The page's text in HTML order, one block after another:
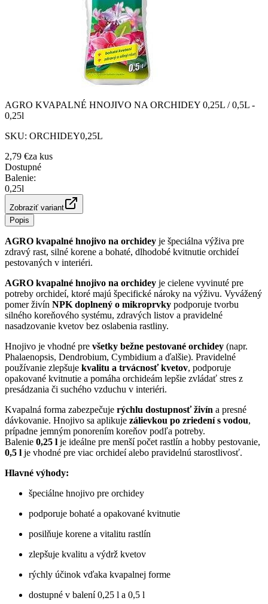
AGRO KVAPALNÉ HNOJIVO NA ORCHIDEY 0,25L / 0,5L -
0,25l
SKU: ORCHIDEY0,25L
2,79 €za kus
Dostupné
Balenie:
0,25l
Zobraziť variant
Popis
AGRO kvapalné hnojivo na orchidey je špeciálna výživa pre
zdravý rast, silné korene a bohaté, dlhodobé kvitnutie orchideí
pestovaných v interiéri.
AGRO kvapalné hnojivo na orchidey je cielene vyvinuté pre
potreby orchideí, ktoré majú špecifické nároky na výživu. Vyvážený
pomer živín NPK doplnený o mikroprvky podporuje tvorbu
silného koreňového systému, zdravých listov a pravidelné
nasadzovanie kvetov bez oslabenia rastliny.
Hnojivo je vhodné pre všetky bežne pestované orchidey (napr.
Phalaenopsis, Dendrobium, Cymbidium a ďalšie). Pravidelné
používanie zlepšuje kvalitu a trvácnosť kvetov, podporuje
opakované kvitnutie a pomáha orchideám lepšie zvládať stres z
presádzania či suchého vzduchu v interiéri.
Kvapalná forma zabezpečuje rýchlu dostupnosť živín a presné
dávkovanie. Hnojivo sa aplikuje zálievkou po zriedení s vodou,
prípadne jemným ponorením koreňov podľa potreby.
Balenie 0,25 l je ideálne pre menší počet rastlín a hobby pestovanie,
0,5 l je vhodné pre viac orchideí alebo pravidelnú starostlivosť.
Hlavné výhody:
špeciálne hnojivo pre orchidey
podporuje bohaté a opakované kvitnutie
posilňuje korene a vitalitu rastlín
zlepšuje kvalitu a výdrž kvetov
rýchly účinok vďaka kvapalnej forme
dostupné v balení 0,25 l a 0,5 l